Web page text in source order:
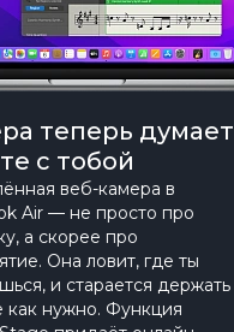
теперь думает
с тобой
веб-камера в
Air — не просто про
а скорее про
Она ловит, где ты
и старается держать
как нужно. Функция